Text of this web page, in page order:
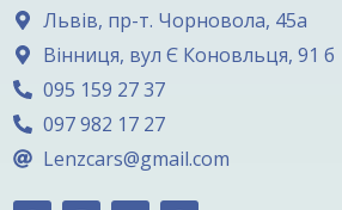
Львів, пр-т. Чорновола, 45а
Вінниця, вул Є Коновльця, 91 б
095 159 27 37
097 982 17 27
Lenzcars@gmail.com